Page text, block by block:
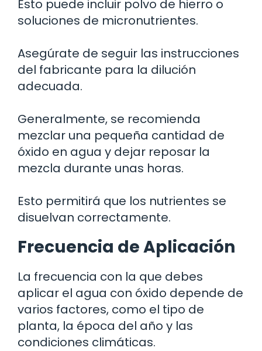
Esto puede incluir polvo de hierro o
soluciones de micronutrientes.
Asegúrate de seguir las instrucciones
del fabricante para la dilución
adecuada.
Generalmente, se recomienda
mezclar una pequeña cantidad de
óxido en agua y dejar reposar la
mezcla durante unas horas.
Esto permitirá que los nutrientes se
disuelvan correctamente.
Frecuencia de Aplicación
La frecuencia con la que debes
aplicar el agua con óxido depende de
varios factores, como el tipo de
planta, la época del año y las
condiciones climáticas.